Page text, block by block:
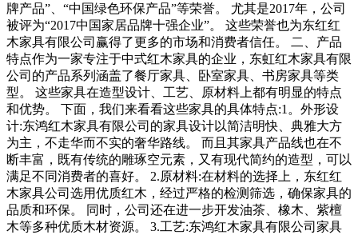
牌产品”、“中国绿色环保产品”等荣誉。 尤其是2017年，公司
被评为“2017中国家居品牌十强企业”。 这些荣誉也为东红红
木家具有限公司赢得了更多的市场和消费者信任。 二、产品
特点作为一家专注于中式红木家具的企业，东虹红木家具有限
公司的产品系列涵盖了餐厅家具、卧室家具、书房家具等类
型。 这些家具在造型设计、工艺、原材料上都有明显的特点
和优势。 下面，我们来看看这些家具的具体特点:1。外形设
计:东鸿红木家具有限公司的家具设计以简洁明快、典雅大方
为主，不走华而不实的奢华路线。 而且其家具产品线也在不
断丰富，既有传统的雕琢空元素，又有现代简约的造型，可以
满足不同消费者的喜好。 2.原材料:在材料的选择上，东红红
木家具公司选用优质红木，经过严格的检测筛选，确保家具的
品质和环保。 同时，公司还在进一步开发油茶、橡木、紫檀
木等多种优质木材资源。 3.工艺:东鸿红木家具有限公司家具